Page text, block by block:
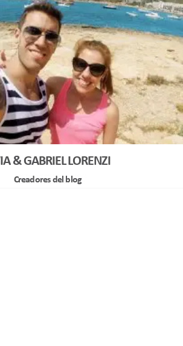
& GABRIEL LORENZI
Creadores del blog